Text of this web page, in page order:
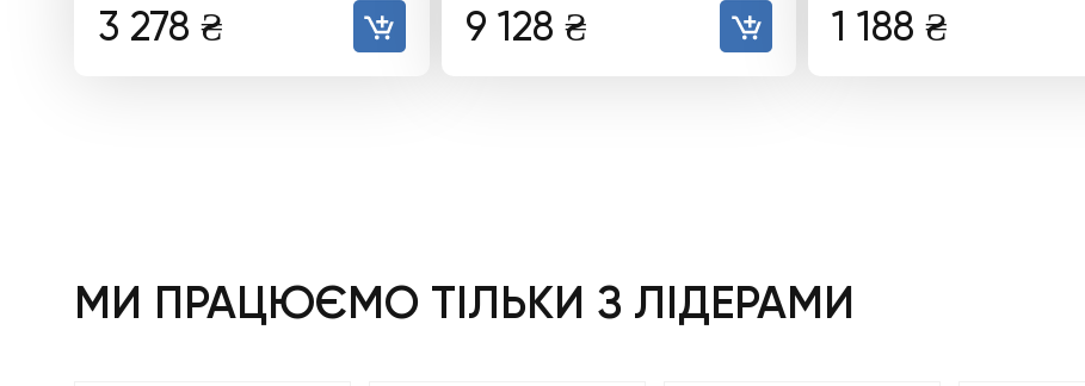
3 278 ₴ 9 128 ₴ 1 188 ₴
МИ ПРАЦЮЄМО ТІЛЬКИ З ЛІДЕРАМИ